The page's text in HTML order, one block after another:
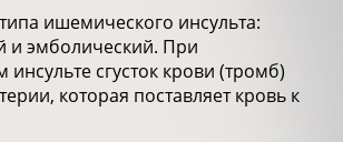
ишемического инсульта:
и эмболический. При
сгусток крови (тромб)
которая поставляет кровь к